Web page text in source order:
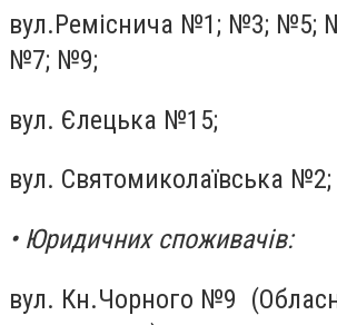
вул.Реміснича №1; №3; №5;
№7; №9;
вул. Єлецька №15;
вул. Святомиколаївська
• Юридичних споживачів:
вул. Кн.Чорного №9